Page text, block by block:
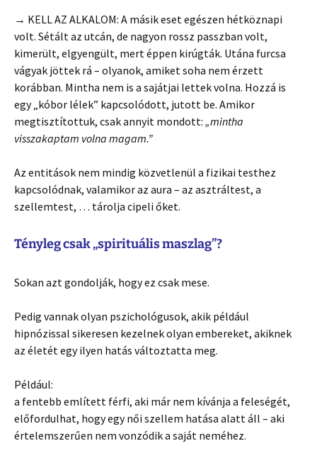
→ KELL AZ ALKALOM: A másik eset egészen hétköznapi
volt. Sétált az utcán, de nagyon rossz passzban volt,
kimerült, elgyengült, mert éppen kirúgták. Utána furcsa
vágyak jöttek rá – olyanok, amiket soha nem érzett
korábban. Mintha nem is a sajátjai lettek volna. Hozzá is
egy „kóbor lélek” kapcsolódott, jutott be. Amikor
megtisztítottuk, csak annyit mondott: „mintha
visszakaptam volna magam.”
Az entitások nem mindig közvetlenül a fizikai testhez
kapcsolódnak, valamikor az aura – az asztráltest, a
szellemtest, … tárolja cipeli őket.
Tényleg csak „spirituális maszlag”?
Sokan azt gondolják, hogy ez csak mese.
Pedig vannak olyan pszichológusok, akik például
hipnózissal sikeresen kezelnek olyan embereket, akiknek
az életét egy ilyen hatás változtatta meg.
Például:
a fentebb említett férfi, aki már nem kívánja a feleségét,
előfordulhat, hogy egy női szellem hatása alatt áll – aki
értelemszerűen nem vonzódik a saját neméhez.